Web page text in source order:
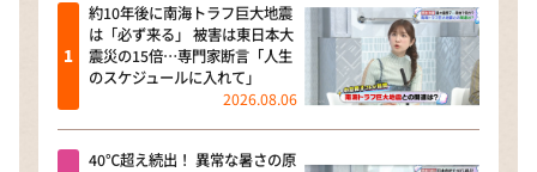
約10年後に南海トラフ巨大地震
は「必ず来る」 被害は東日本大
震災の15倍…専門家断言「人生
のスケジュールに入れて」
2026.08.06
40℃超え続出！ 異常な暑さの原